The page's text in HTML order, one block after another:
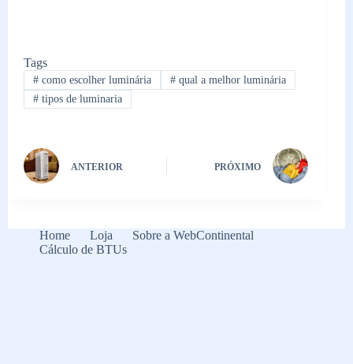
Tags
#como escolher luminária #qual a melhor luminária
#tipos de luminaria
ANTERIOR PRÓXIMO
Home Loja
Sobre a WebContinental
Cálculo de BTUs